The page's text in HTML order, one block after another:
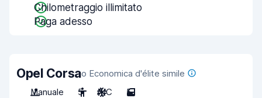
Chilometraggio illimitato
Paga adesso
Opel Corsao Economica d'élite simile
Manuale
5 A/C 5